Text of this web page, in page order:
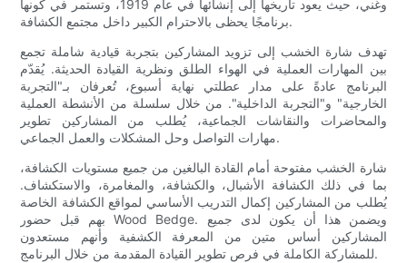
وغني، حيث يعود تاريخها إلى إنشائها في عام 1919، وتستمر في كونها
برنامجًا يحظى بالاحترام الكبير داخل مجتمع الكشافة.
تهدف شارة الخشب إلى تزويد المشاركين بتجربة قيادية شاملة تجمع
بين المهارات العملية في الهواء الطلق ونظرية القيادة الحديثة. يُقدّم
البرنامج عادةً على مدار عطلتي نهاية أسبوع، تُعرفان بـ"التجربة
الخارجية" و"التجربة الداخلية". من خلال سلسلة من الأنشطة العملية
والمحاضرات والنقاشات الجماعية، يُطلب من المشاركين تطوير
مهارات التواصل وحل المشكلات والعمل الجماعي.
شارة الخشب مفتوحة أمام القادة البالغين من جميع مستويات الكشافة،
بما في ذلك الكشافة الأشبال، والكشافة، والمغامرة، والاستكشاف.
يُطلب من المشاركين إكمال التدريب الأساسي لمواقع الكشافة الخاصة
بهم قبل حضور Wood Bedge. ويضمن هذا أن يكون لدى جميع
المشاركين أساس متين من المعرفة الكشفية وأنهم مستعدون
للمشاركة الكاملة في فرص تطوير القيادة المقدمة من خلال البرنامج.